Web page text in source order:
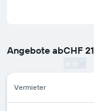
Angebote abCHF 21
Vermieter